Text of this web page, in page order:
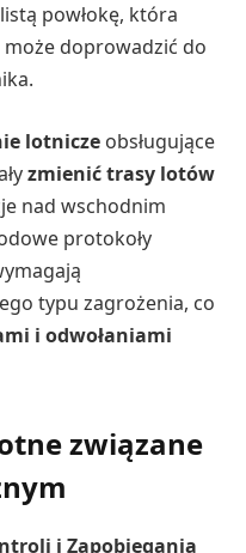
powłokę, która
doprowadzić do
lotnicze obsługujące
zmienić trasy lotów
nad wschodnim
protokoły
typu zagrożenia, co
i odwołaniami
związane
i Zapobiegania